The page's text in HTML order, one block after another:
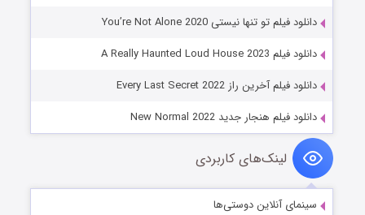
دانلود فیلم تو تنها نیستی You’re Not Alone 2020
دانلود فیلم A Really Haunted Loud House 2023
دانلود فیلم آخرین راز Every Last Secret 2022
دانلود فیلم هنجار جدید New Normal 2022
لینک‌های کاربردی
سینمای آنلاین دوستی‌ها